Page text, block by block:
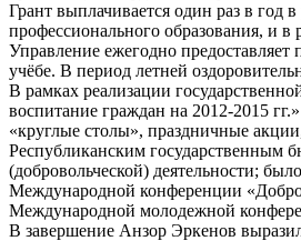
Грант выплачивается один раз в год
профессионального образования, и
Управление ежегодно предоставляет
учёбе. В период летней
В рамках реализации
воспитание граждан на 2012-2015
«круглые столы», праздничные
Республиканским государственным
(добровольческой) деятельности;
Международной конференции
Международной молодежной
В завершение Анзор Эркенов